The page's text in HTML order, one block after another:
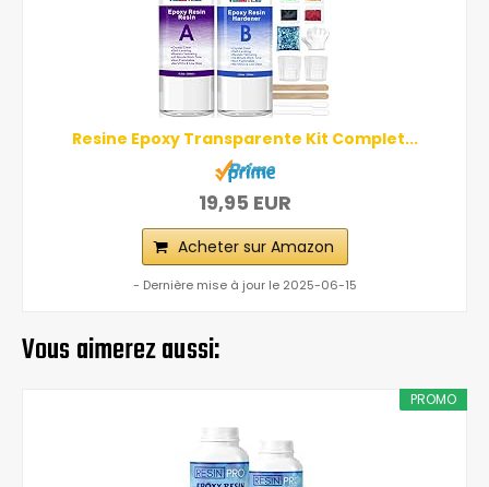
Resine Epoxy Transparente Kit Complet...
19,95 EUR
Acheter sur Amazon
- Dernière mise à jour le 2025-06-15
Vous aimerez aussi:
PROMO